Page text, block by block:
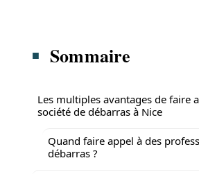
Sommaire
Les multiples avantages de faire
société de débarras à Nice
Quand faire appel à des
débarras ?